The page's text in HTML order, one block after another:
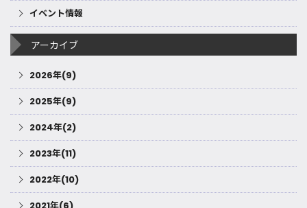
イベント情報
アーカイブ
2026年(9)
2025年(9)
2024年(2)
2023年(11)
2022年(10)